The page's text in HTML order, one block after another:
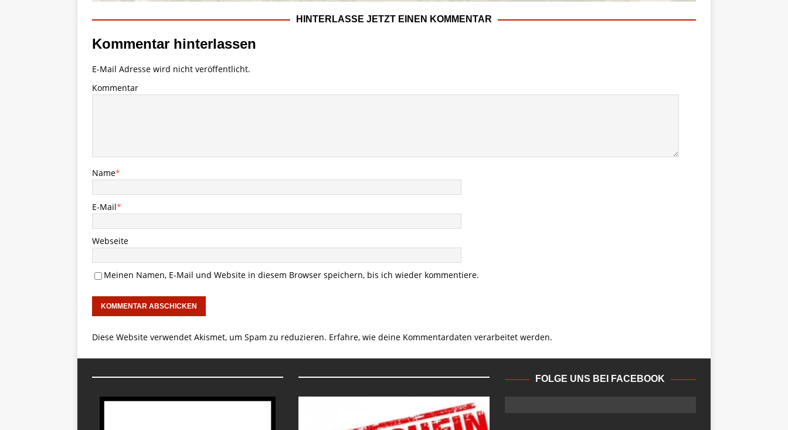
HINTERLASSE JETZT EINEN KOMMENTAR
Kommentar hinterlassen
E-Mail Adresse wird nicht veröffentlicht.
Kommentar
Name*
E-Mail*
Webseite
Meinen Namen, E-Mail und Website in diesem Browser speichern, bis ich wieder kommentiere.
Diese Website verwendet Akismet, um Spam zu reduzieren. Erfahre, wie deine Kommentardaten verarbeitet werden.
FOLGE UNS BEI FACEBOOK